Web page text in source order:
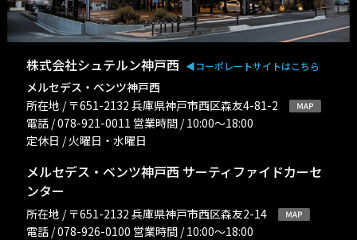
株式会社シュテルン神戸西 ◀︎コーポレートサイトはこちら
メルセデス・ベンツ神戸西
所在地 / 〒651-2132 兵庫県神戸市西区森友4-81-2
電話 / 078-921-0011 営業時間 / 10:00〜18:00
定休日 / 火曜日・水曜日
メルセデス・ベンツ神戸西 サーティファイドカーセ
ンター
所在地 / 〒651-2132 兵庫県神戸市西区森友2-14
電話 / 078-926-0100 営業時間 / 10:00〜18:00